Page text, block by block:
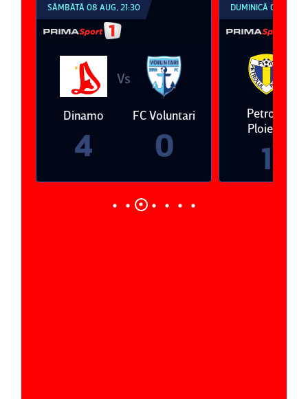
SÂMBĂTĂ 08 AUG, 21:30
Dinamo
4
Vs
FC Voluntari
0
DUMINICĂ 09 AUG,
Petrolul
Ploieşti
1